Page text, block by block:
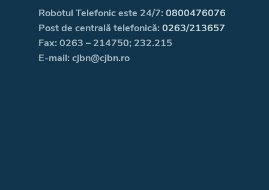
Robotul Telefonic este 24/7: 0800476076
Post de centrală telefonică: 0263/213657
Fax: 0263 – 214750; 232.215
E-mail: cjbn@cjbn.ro